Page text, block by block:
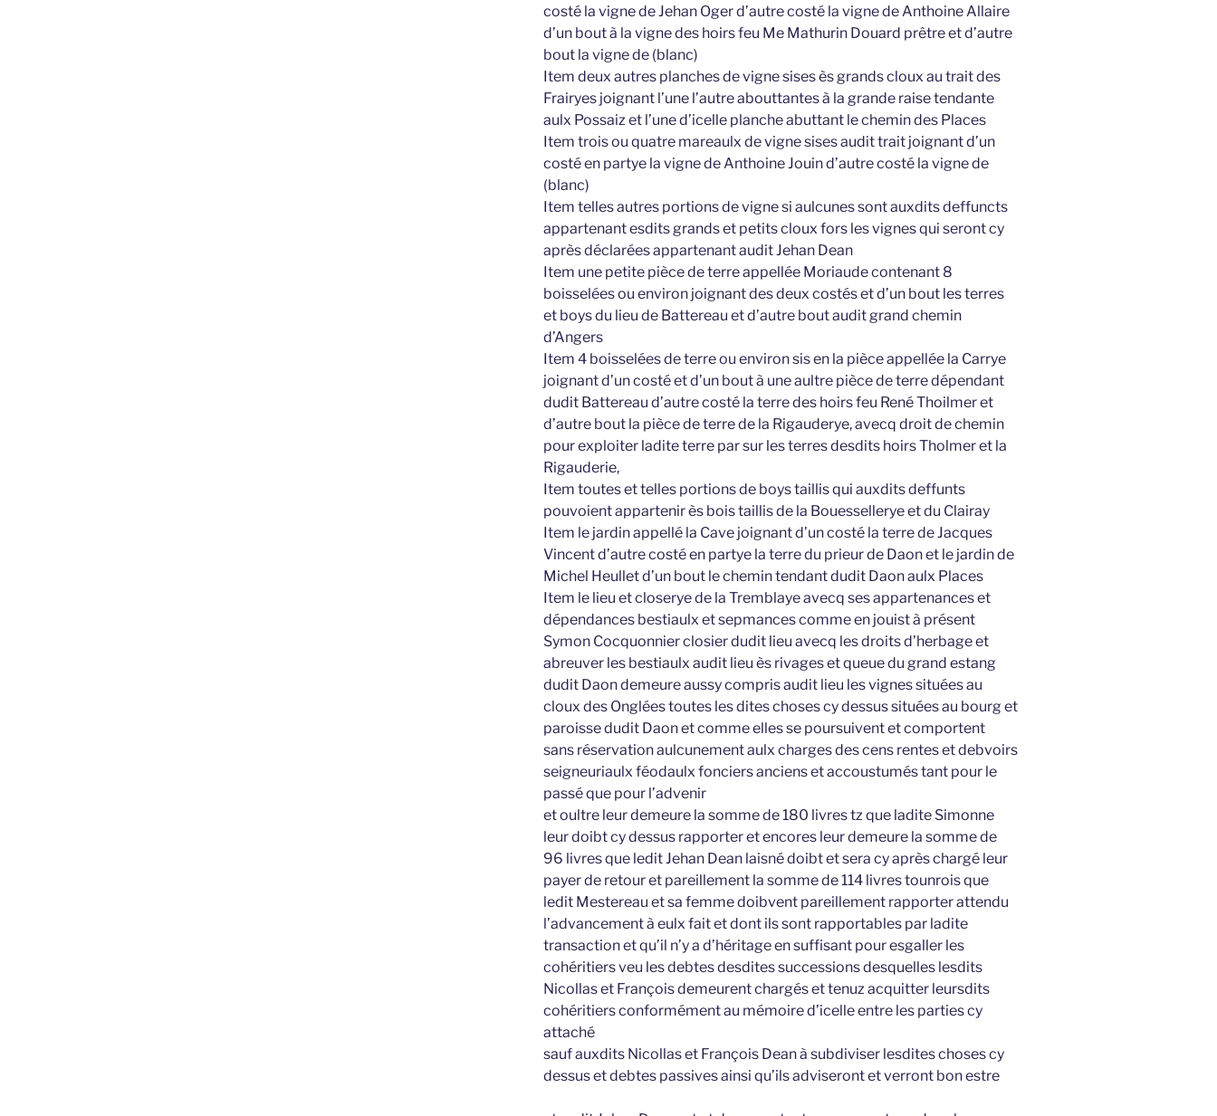
costé la vigne de Jehan Oger d’autre costé la vigne de Anthoine Allaire
d’un bout à la vigne des hoirs feu Me Mathurin Douard prêtre et d’autre
bout la vigne de (blanc)
Item deux autres planches de vigne sises ès grands cloux au trait des
Frairyes joignant l’une l’autre abouttantes à la grande raise tendante
aulx Possaiz et l’une d’icelle planche abuttant le chemin des Places
Item trois ou quatre mareaulx de vigne sises audit trait joignant d’un
costé en partye la vigne de Anthoine Jouin d’autre costé la vigne de
(blanc)
Item telles autres portions de vigne si aulcunes sont auxdits deffuncts
appartenant esdits grands et petits cloux fors les vignes qui seront cy
après déclarées appartenant audit Jehan Dean
Item une petite pièce de terre appellée Moriaude contenant 8
boisselées ou environ joignant des deux costés et d’un bout les terres
et boys du lieu de Battereau et d’autre bout audit grand chemin
d’Angers
Item 4 boisselées de terre ou environ sis en la pièce appellée la Carrye
joignant d’un costé et d’un bout à une aultre pièce de terre dépendant
dudit Battereau d’autre costé la terre des hoirs feu René Thoilmer et
d’autre bout la pièce de terre de la Rigauderye, avecq droit de chemin
pour exploiter ladite terre par sur les terres desdits hoirs Tholmer et la
Rigauderie,
Item toutes et telles portions de boys taillis qui auxdits deffunts
pouvoient appartenir ès bois taillis de la Bouessellerye et du Clairay
Item le jardin appellé la Cave joignant d’un costé la terre de Jacques
Vincent d’autre costé en partye la terre du prieur de Daon et le jardin de
Michel Heullet d’un bout le chemin tendant dudit Daon aulx Places
Item le lieu et closerye de la Tremblaye avecq ses appartenances et
dépendances bestiaulx et sepmances comme en jouist à présent
Symon Cocquonnier closier dudit lieu avecq les droits d’herbage et
abreuver les bestiaulx audit lieu ès rivages et queue du grand estang
dudit Daon demeure aussy compris audit lieu les vignes situées au
cloux des Onglées toutes les dites choses cy dessus situées au bourg et
paroisse dudit Daon et comme elles se poursuivent et comportent
sans réservation aulcunement aulx charges des cens rentes et debvoirs
seigneuriaulx féodaulx fonciers anciens et accoustumés tant pour le
passé que pour l’advenir
et oultre leur demeure la somme de 180 livres tz que ladite Simonne
leur doibt cy dessus rapporter et encores leur demeure la somme de
96 livres que ledit Jehan Dean laisné doibt et sera cy après chargé leur
payer de retour et pareillement la somme de 114 livres tounrois que
ledit Mestereau et sa femme doibvent pareillement rapporter attendu
l’advancement à eulx fait et dont ils sont rapportables par ladite
transaction et qu’il n’y a d’héritage en suffisant pour esgaller les
cohéritiers veu les debtes desdites successions desquelles lesdits
Nicollas et François demeurent chargés et tenuz acquitter leursdits
cohéritiers conformément au mémoire d’icelle entre les parties cy
attaché
sauf auxdits Nicollas et François Dean à subdiviser lesdites choses cy
dessus et debtes passives ainsi qu’ils adviseront et verront bon estre